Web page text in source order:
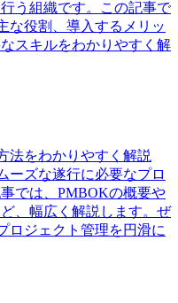
う組織です。この記事で
な役割、導入するメリッ
スキルをわかりやすく解
法をわかりやすく解説
ーズな遂行に必要なプロ
では、PMBOKの概要や
、幅広く解説します。ぜ
ロジェクト管理を円滑に